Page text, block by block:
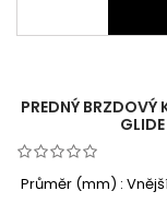
PREDNÝ
Průměr (mm) :